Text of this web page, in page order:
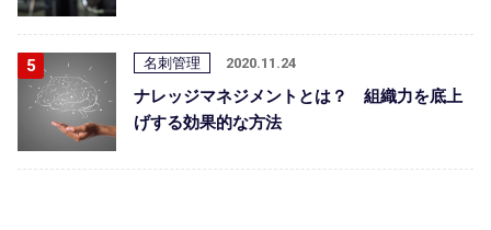
名刺管理 2020.11.24
ナレッジマネジメントとは？ 組織力を底上
げする効果的な方法